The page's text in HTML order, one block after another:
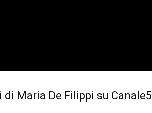
Maria De Filippi su Canale5